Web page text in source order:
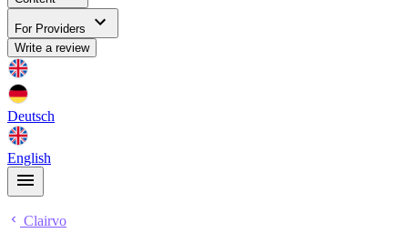
For Providers
Write a review
Deutsch
English
Clairvo